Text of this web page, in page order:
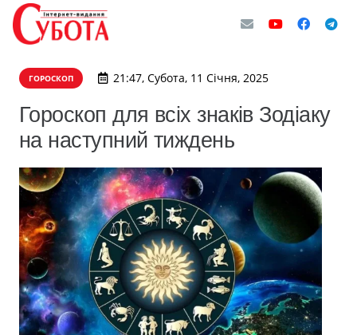
ГОРОСКОП 21:47, Субота, 11 Січня, 2025
Гороскоп для всіх знаків Зодіаку
на наступний тиждень